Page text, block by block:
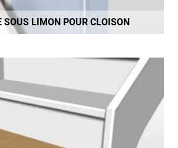
SOUS LIMON POUR CLOISON